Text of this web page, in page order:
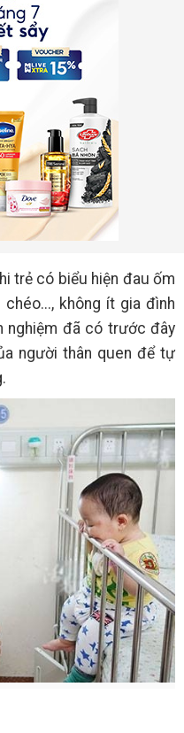
trẻ có biểu hiện đau ốm
không ít gia đình
nghiệm đã có trước đây
người thân quen để tự